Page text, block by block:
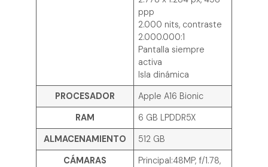
ppp
2.000 nits, contraste
2.000.000:1
Pantalla siempre
activa
Isla dinámica
PROCESADOR
Apple A16 Bionic
RAM
6 GB LPDDR5X
ALMACENAMIENTO
512 GB
CÁMARAS
Principal:48MP, f/1.78,